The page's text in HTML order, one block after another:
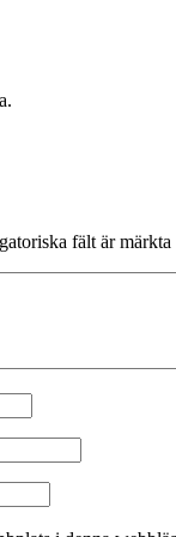
fält är märkta